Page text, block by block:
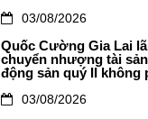
03/08/2026
Quốc Cường Gia Lai
chuyển nhượng tài
động sản quý II không
03/08/2026